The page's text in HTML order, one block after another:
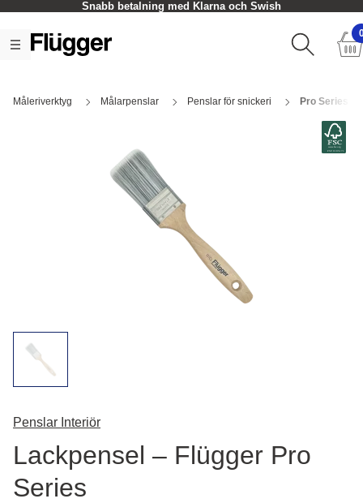
Snabb betalning med Klarna och Swish
Måleriverktyg Målarpenslar Penslar för snickeri Pro Series
Penslar Interiör
Lackpensel – Flügger Pro
Series